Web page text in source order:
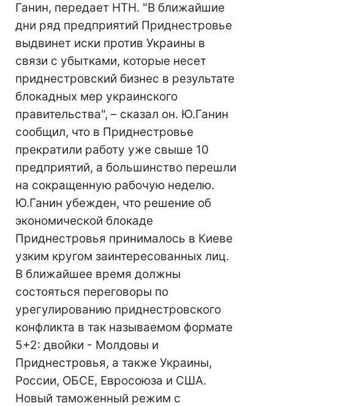
Ганин, передает НТН. "В ближайшие
дни ряд предприятий Приднестровье
выдвинет иски против Украины в
связи с убытками, которые несет
приднестровский бизнес в результате
блокадных мер украинского
правительства", – сказал он. Ю.Ганин
сообщил, что в Приднестровье
прекратили работу уже свыше 10
предприятий, а большинство перешли
на сокращенную рабочую неделю.
Ю.Ганин убежден, что решение об
экономической блокаде
Приднестровья принималось в Киеве
узким кругом заинтересованных лиц.
В ближайшее время должны
состояться переговоры по
урегулированию приднестровского
конфликта в так называемом формате
5+2: двойки - Молдовы и
Приднестровья, а также Украины,
России, ОБСЕ, Евросоюза и США.
Новый таможенный режим с